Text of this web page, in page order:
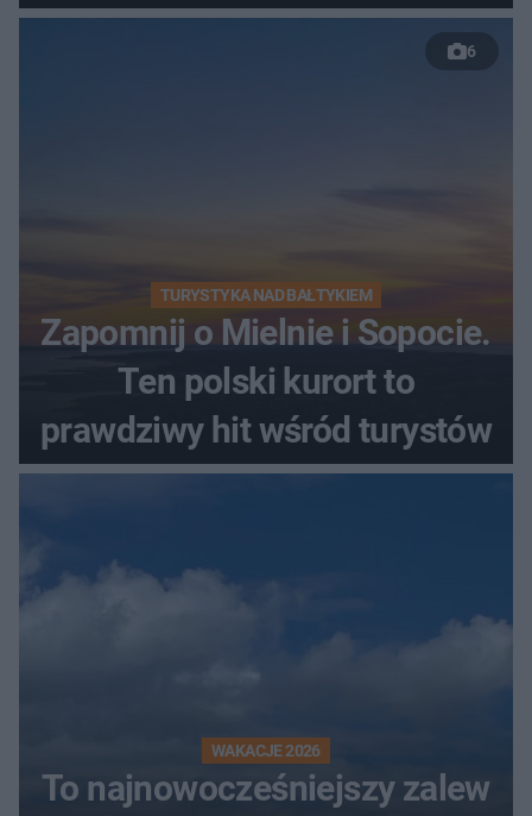
szczyt Gór Świętokrzyskich
6
TURYSTYKA NAD BAŁTYKIEM
Zapomnij o Mielnie i Sopocie.
Ten polski kurort to
prawdziwy hit wśród turystów
WAKACJE 2026
To najnowocześniejszy zalew